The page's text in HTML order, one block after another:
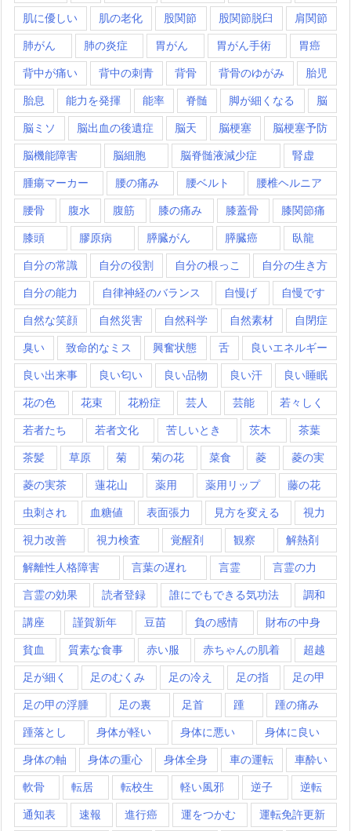
肌に優しい 肌の老化 股関節 股関節脱臼 肩関節
肺がん 肺の炎症 胃がん 胃がん手術 胃癌
背中が痛い 背中の刺青 背骨 背骨のゆがみ 胎児
胎息 能力を発揮 能率 脊髄 脚が細くなる 脳
脳ミソ 脳出血の後遺症 脳天 脳梗塞 脳梗塞予防
脳機能障害 脳細胞 脳脊髄液減少症 腎虚
腫瘍マーカー 腰の痛み 腰ベルト 腰椎ヘルニア
腰骨 腹水 腹筋 膝の痛み 膝蓋骨 膝関節痛
膝頭 膠原病 膵臓がん 膵臓癌 臥龍
自分の常識 自分の役割 自分の根っこ 自分の生き方
自分の能力 自律神経のバランス 自慢げ 自慢です
自然な笑顔 自然災害 自然科学 自然素材 自閉症
臭い 致命的なミス 興奮状態 舌 良いエネルギー
良い出来事 良い匂い 良い品物 良い汗 良い睡眠
花の色 花束 花粉症 芸人 芸能 若々しく
若者たち 若者文化 苦しいとき 茨木 茶葉
茶髪 草原 菊 菊の花 菜食 菱 菱の実
菱の実茶 蓮花山 薬用 薬用リップ 藤の花
虫刺され 血糖値 表面張力 見方を変える 視力
視力改善 視力検査 覚醒剤 観察 解熱剤
解離性人格障害 言葉の遅れ 言霊 言霊の力
言霊の効果 読者登録 誰にでもできる気功法 調和
講座 謹賀新年 豆苗 負の感情 財布の中身
貧血 質素な食事 赤い服 赤ちゃんの肌着 超越
足が細く 足のむくみ 足の冷え 足の指 足の甲
足の甲の浮腫 足の裏 足首 踵 踵の痛み
踵落とし 身体が軽い 身体に悪い 身体に良い
身体の軸 身体の重心 身体全身 車の運転 車酔い
軟骨 転居 転校生 軽い風邪 逆子 逆転
通知表 速報 進行癌 運をつかむ 運転免許更新